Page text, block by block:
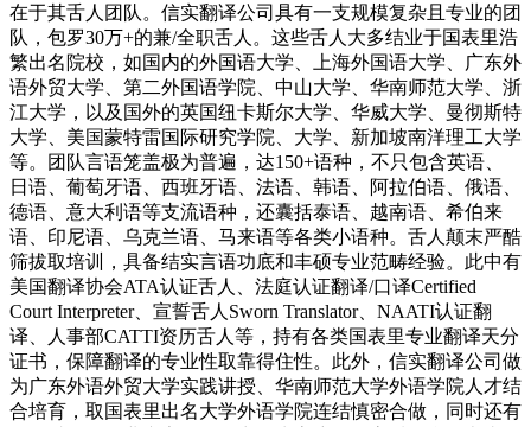
在于其舌人团队。信实翻译公司具有一支规模复杂且专业的团
队，包罗30万+的兼/全职舌人。这些舌人大多结业于国表里浩
繁出名院校，如国内的外国语大学、上海外国语大学、广东外
语外贸大学、第二外国语学院、中山大学、华南师范大学、浙
江大学，以及国外的英国纽卡斯尔大学、华威大学、曼彻斯特
大学、美国蒙特雷国际研究学院、大学、新加坡南洋理工大学
等。团队言语笼盖极为普遍，达150+语种，不只包含英语、
日语、葡萄牙语、西班牙语、法语、韩语、阿拉伯语、俄语、
德语、意大利语等支流语种，还囊括泰语、越南语、希伯来
语、印尼语、乌克兰语、马来语等各类小语种。舌人颠末严酷
筛拔取培训，具备结实言语功底和丰硕专业范畴经验。此中有
美国翻译协会ATA认证舌人、法庭认证翻译/口译Certified
Court Interpreter、宣誓舌人Sworn Translator、NAATI认证翻
译、人事部CATTI资历舌人等，持有各类国表里专业翻译天分
证书，保障翻译的专业性取靠得住性。此外，信实翻译公司做
为广东外语外贸大学实践讲授、华南师范大学外语学院人才结
合培育，取国表里出名大学外语学院连结慎密合做，同时还有